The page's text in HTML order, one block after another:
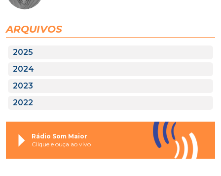
ARQUIVOS
2025
2024
2023
2022
Rádio Som Maior
Clique e ouça ao vivo